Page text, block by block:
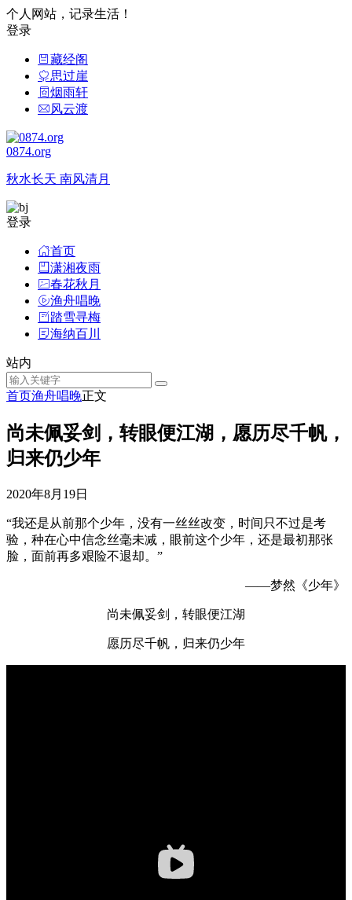
个人网站，记录生活！
登录
藏经阁
思过崖
烟雨轩
风云渡
0874.org
秋水长天 南风清月
登录
首页
潇湘夜雨
春花秋月
渔舟唱晚
踏雪寻梅
海纳百川
站内
首页渔舟唱晚正文
尚未佩妥剑，转眼便江湖，愿历尽千帆，
归来仍少年
2020年8月19日
“我还是从前那个少年，没有一丝丝改变，时间只不过是考
验，种在心中信念丝毫未减，眼前这个少年，还是最初那张
脸，面前再多艰险不退却。”
——梦然《少年》
尚未佩妥剑，转眼便江湖
愿历尽千帆，归来仍少年